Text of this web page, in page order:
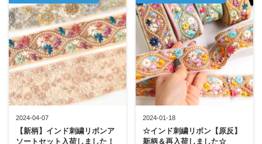
2024-04-07
【新柄】インド刺繍リボンア
ソートセット入荷しました！
2024-01-18
☆インド刺繍リボン【原反】
新柄＆再入荷しました☆